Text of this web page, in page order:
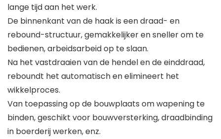
lange tijd aan het werk.
De binnenkant van de haak is een draad- en
rebound-structuur, gemakkelijker en sneller om te
bedienen, arbeidsarbeid op te slaan.
Na het vastdraaien van de hendel en de einddraad,
reboundt het automatisch en elimineert het
wikkelproces.
Van toepassing op de bouwplaats om wapening te
binden, geschikt voor bouwversterking, draadbinding
in boerderij werken, enz.